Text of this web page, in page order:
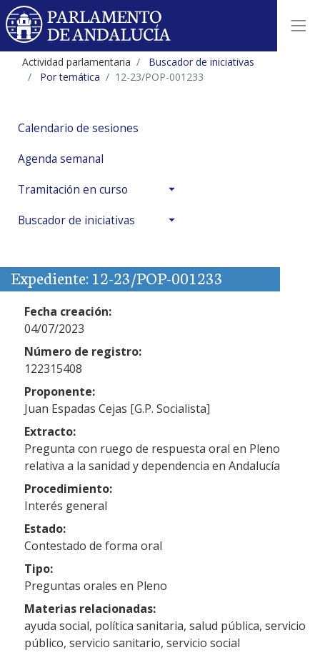
Actividad parlamentaria
Buscador de iniciativas
Por temática
12-23/POP-001233
Calendario de sesiones
Agenda semanal
Tramitación en curso
Buscador de iniciativas
Expediente: 12-23/POP-001233
Fecha creación:
04/07/2023
Número de registro:
122315408
Proponente:
Juan Espadas Cejas [G.P. Socialista]
Extracto:
Pregunta con ruego de respuesta oral en Pleno
relativa a la sanidad y dependencia en Andalucía
Procedimiento:
Interés general
Estado:
Contestado de forma oral
Tipo:
Preguntas orales en Pleno
Materias relacionadas:
ayuda social, política sanitaria, salud pública, servicio
público, servicio sanitario, servicio social